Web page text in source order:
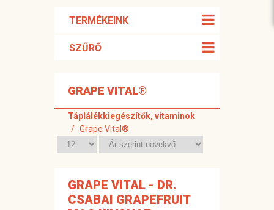
TERMÉKEINK
SZŰRŐ
GRAPE VITAL®
Táplálékkiegészítők, vitaminok
Grape Vital®
GRAPE VITAL - DR.
CSABAI GRAPEFRUIT